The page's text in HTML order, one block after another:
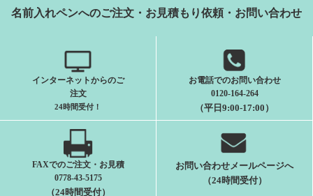
名前入れペンへのご注文・お見積もり依頼・お問い合わせ
インターネットからのご
注文
24時間受付 ！
お電話でのお問い合わせ
0120-164-264
（平日9:00-17:00）
FAXでのご注文・お見積
0778-43-5175
（24時間受付）
お問い合わせメールページへ
（24時間受付）